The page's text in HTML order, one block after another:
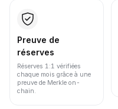
Preuve de
réserves
Réserves 1:1 vérifiées
chaque mois grâce à une
preuve de Merkle on-
chain.